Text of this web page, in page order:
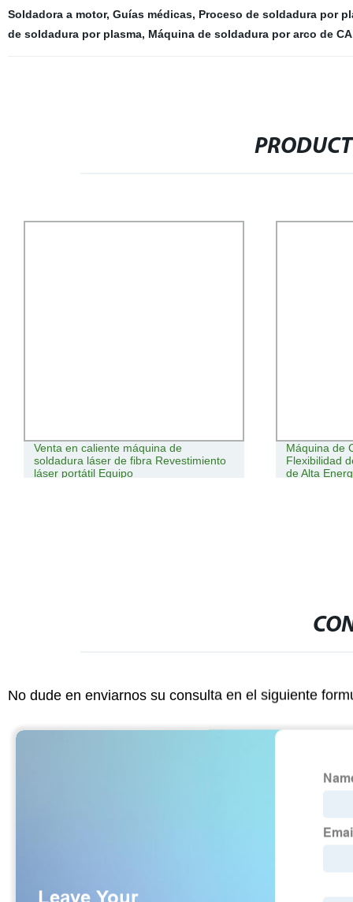
Soldadora a motor, Guías médicas, Proceso de soldadura por
de soldadura por plasma, Máquina de soldadura por arco de CA
Venta en caliente máquina de
soldadura láser de fibra Revestimiento
láser portátil Equipo
Máquina de
Flexibilidad
de Alta
No dude en enviarnos su consulta en el siguiente